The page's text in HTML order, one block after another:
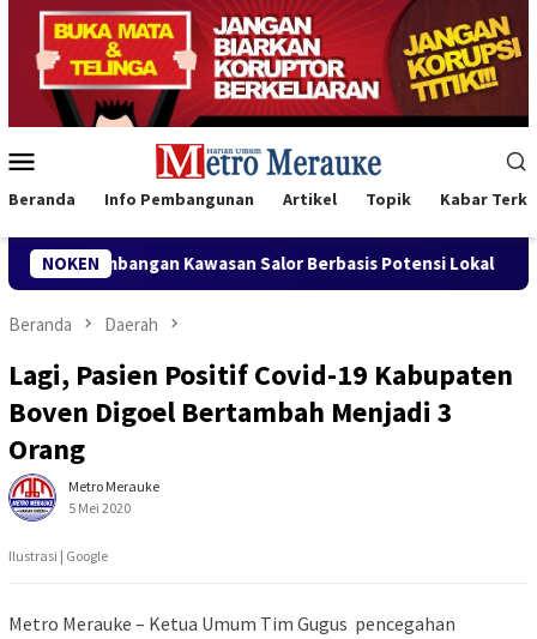
Loncat
konten
Mobile
Beranda Info Pembangunan Artikel Topik Kabar
NOKEN
Kawasan Salor Berbasis Potensi Lokal Bank Mandiri
Beranda Daerah
Lagi, Pasien Positif Covid-19 Kabupaten
Boven Digoel Bertambah Menjadi 3
Orang
Metro Merauke
5 Mei 2020
Ilustrasi | Google
Metro Merauke – Ketua Umum Tim Gugus pencegahan